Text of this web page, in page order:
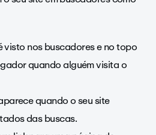
visto nos buscadores e no topo
quando alguém visita o
quando o seu site
das buscas.